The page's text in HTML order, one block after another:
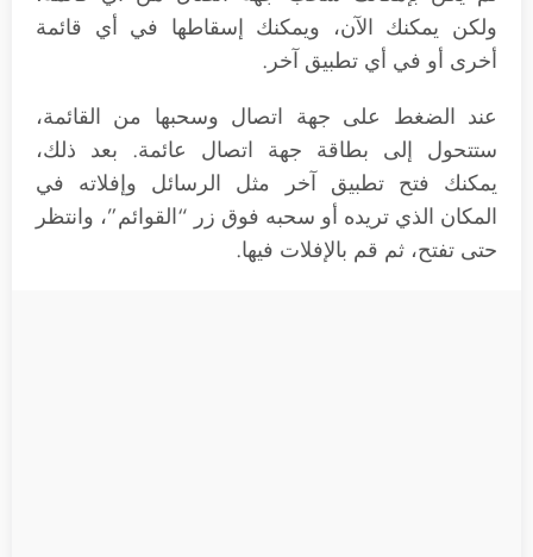
ولكن يمكنك الآن، ويمكنك إسقاطها في أي قائمة
أخرى أو في أي تطبيق آخر.
عند الضغط على جهة اتصال وسحبها من القائمة،
ستتحول إلى بطاقة جهة اتصال عائمة. بعد ذلك،
يمكنك فتح تطبيق آخر مثل الرسائل وإفلاته في
المكان الذي تريده أو سحبه فوق زر “القوائم”، وانتظر
حتى تفتح، ثم قم بالإفلات فيها.